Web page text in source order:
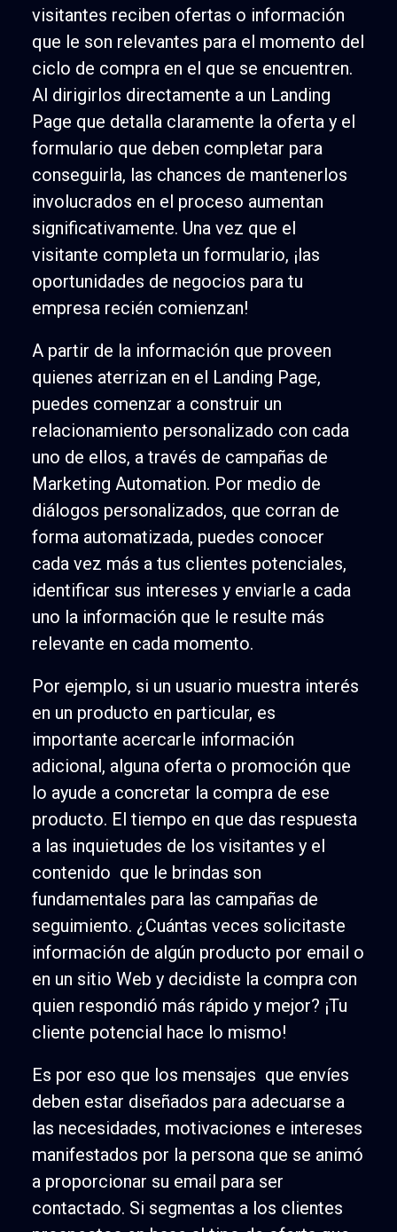
visitantes reciben ofertas o información
que le son relevantes para el momento del
ciclo de compra en el que se encuentren.
Al dirigirlos directamente a un Landing
Page que detalla claramente la oferta y el
formulario que deben completar para
conseguirla, las chances de mantenerlos
involucrados en el proceso aumentan
significativamente. Una vez que el
visitante completa un formulario, ¡las
oportunidades de negocios para tu
empresa recién comienzan!
A partir de la información que proveen
quienes aterrizan en el Landing Page,
puedes comenzar a construir un
relacionamiento personalizado con cada
uno de ellos, a través de campañas de
Marketing Automation. Por medio de
diálogos personalizados, que corran de
forma automatizada, puedes conocer
cada vez más a tus clientes potenciales,
identificar sus intereses y enviarle a cada
uno la información que le resulte más
relevante en cada momento.
Por ejemplo, si un usuario muestra interés
en un producto en particular, es
importante acercarle información
adicional, alguna oferta o promoción que
lo ayude a concretar la compra de ese
producto. El tiempo en que das respuesta
a las inquietudes de los visitantes y el
contenido que le brindas son
fundamentales para las campañas de
seguimiento. ¿Cuántas veces solicitaste
información de algún producto por email o
en un sitio Web y decidiste la compra con
quien respondió más rápido y mejor? ¡Tu
cliente potencial hace lo mismo!
Es por eso que los mensajes que envíes
deben estar diseñados para adecuarse a
las necesidades, motivaciones e intereses
manifestados por la persona que se animó
a proporcionar su email para ser
contactado. Si segmentas a los clientes